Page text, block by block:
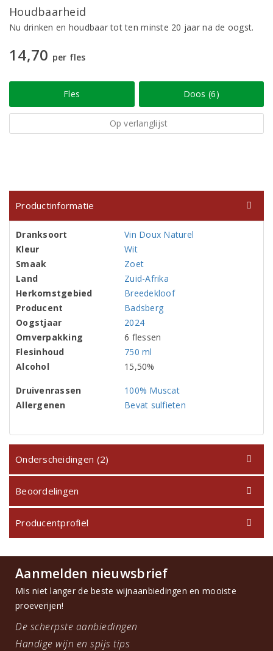
Houdbaarheid
Nu drinken en houdbaar tot ten minste 20 jaar na de oogst.
14,70 per fles
Fles Doos (6)
Op verlanglijst
Productinformatie
Dranksoort
Vin Doux Naturel
Kleur
Wit
Smaak
Zoet
Land
Zuid-Afrika
Herkomstgebied
Breedekloof
Producent
Badsberg
Oogstjaar
2024
Omverpakking
6 flessen
Flesinhoud
750 ml
Alcohol
15,50%
Druivenrassen
100% Muscat
Allergenen
Bevat sulfieten
Onderscheidingen (2)
Beoordelingen
Producentprofiel
Aanmelden nieuwsbrief
Mis niet langer de beste wijnaanbiedingen en mooiste
proeverijen!
De scherpste aanbiedingen
Handige wijn en spijs tips